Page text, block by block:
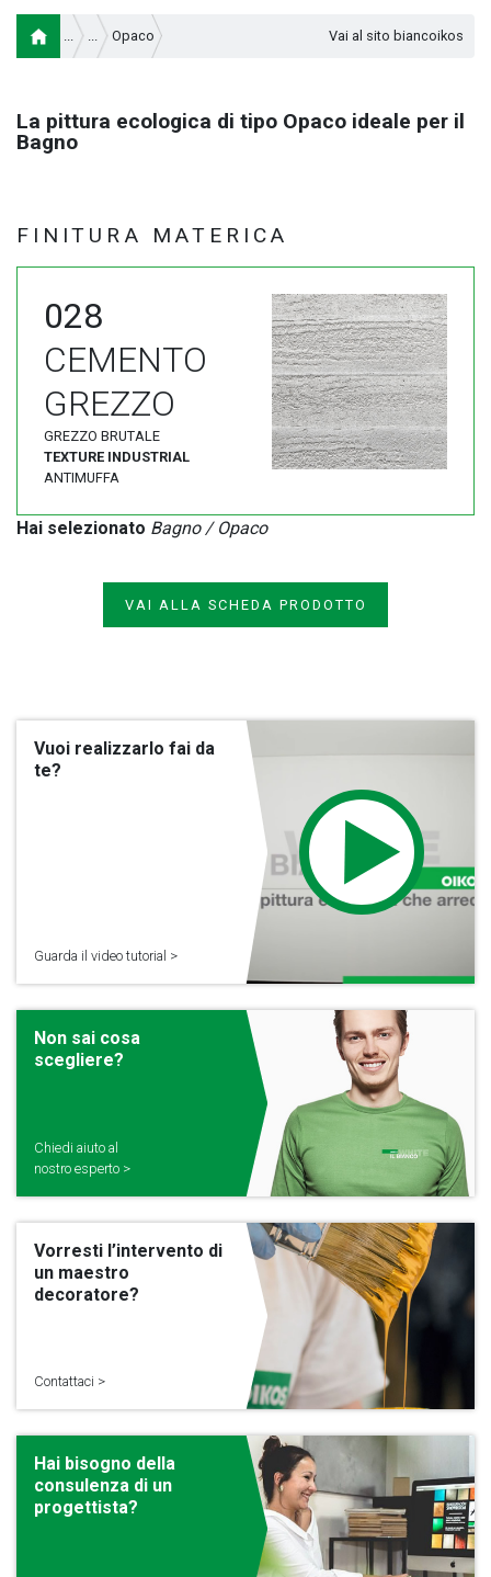
Opaco Vai al sito biancoikos
La pittura ecologica di tipo Opaco ideale per il
Bagno
FINITURA MATERICA
028
CEMENTO
GREZZO
GREZZO BRUTALE
TEXTURE INDUSTRIAL
ANTIMUFFA
Hai selezionato Bagno / Opaco
VAI ALLA SCHEDA PRODOTTO
Vuoi realizzarlo fai da
te?
Guarda il video tutorial >
Non sai cosa
scegliere?
Chiedi aiuto al
nostro esperto >
Vorresti l’intervento di
un maestro
decoratore?
Contattaci >
Hai bisogno della
consulenza di un
progettista?